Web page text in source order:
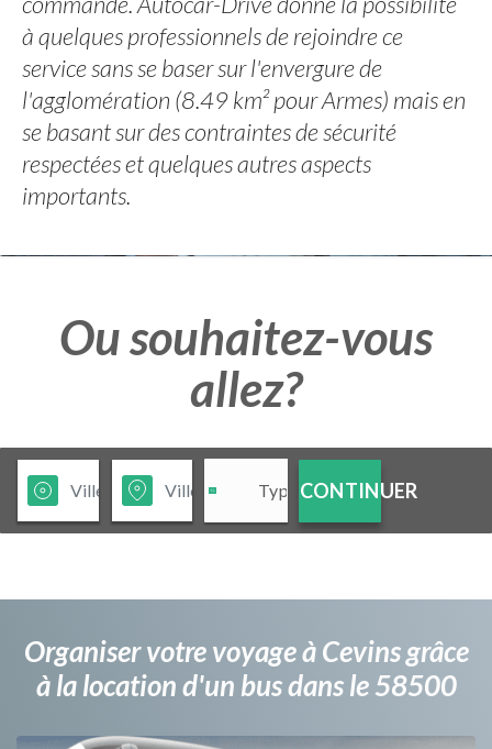
à quelques professionnels de rejoindre ce
service sans se baser sur l'envergure de
l'agglomération (8.49 km² pour Armes) mais en
se basant sur des contraintes de sécurité
respectées et quelques autres aspects
importants.
Ou souhaitez-vous
allez?
CONTINUER
Organiser votre voyage à Cevins grâce
à la location d'un bus dans le 58500